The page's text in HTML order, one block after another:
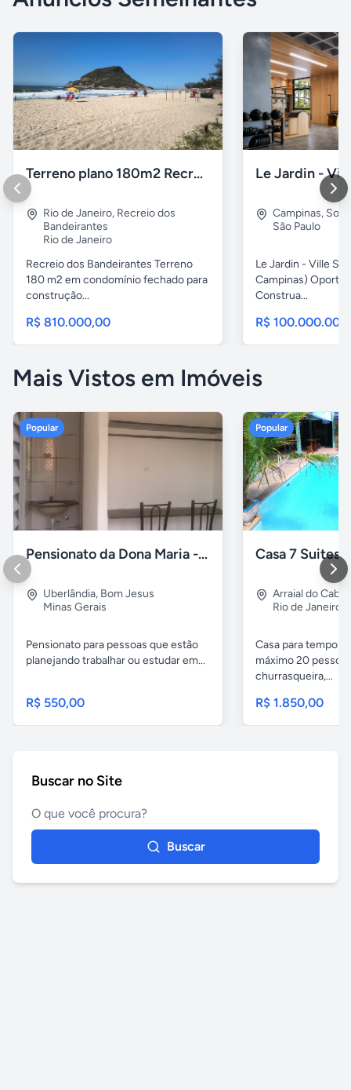
Terreno plano 180m2 Recreio dos Bandeirantes
Rio de Janeiro, Recreio dos
Bandeirantes
Rio de Janeiro
Recreio dos Bandeirantes Terreno
180 m2 em condomínio fechado para
construção...
R$ 810.000,00
Campinas,
São Paulo
Le Jardin - Ville
Campinas)
Construa...
R$
Mais Vistos em Imóveis
Popular
Pensionato da Dona Maria - Uberlândia/MG
Uberlândia, Bom Jesus
Minas Gerais
Pensionato para pessoas que estão
planejando trabalhar ou estudar em...
R$ 550,00
Popular
Arraial do Cabo
Rio de Janeiro
Casa para
máximo 20
churrasqueira,...
R$ 1.850,00
Buscar no Site
Buscar